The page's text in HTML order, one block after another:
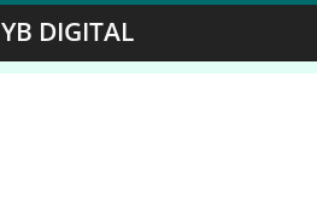
YB DIGITAL